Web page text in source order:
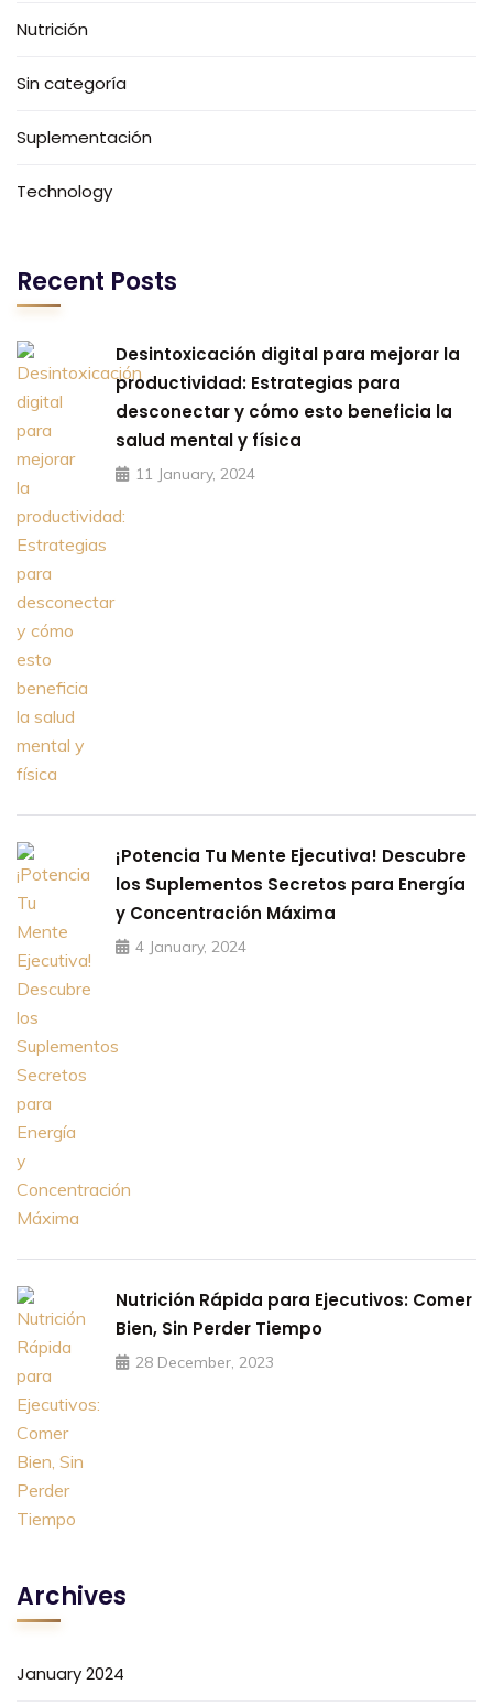
Nutrición
Sin categoría
Suplementación
Technology
Recent Posts
Desintoxicación digital para mejorar la
productividad: Estrategias para
desconectar y cómo esto beneficia la
salud mental y física
11 January, 2024
¡Potencia Tu Mente Ejecutiva! Descubre
los Suplementos Secretos para Energía
y Concentración Máxima
4 January, 2024
Nutrición Rápida para Ejecutivos: Comer
Bien, Sin Perder Tiempo
28 December, 2023
Archives
January 2024